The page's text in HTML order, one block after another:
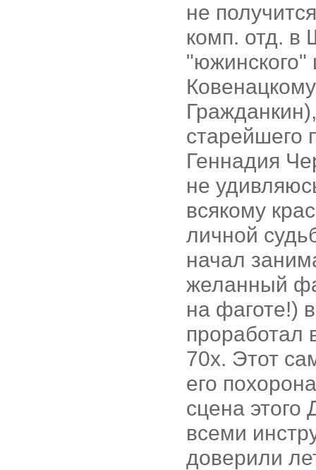
не
комп. отд. в
"южинского"
старейшего
Геннадия
не
всякому
личной
начал
желанный
на фаготе!)
проработал
70х. Этот
его
сцена этого
всеми
доверили